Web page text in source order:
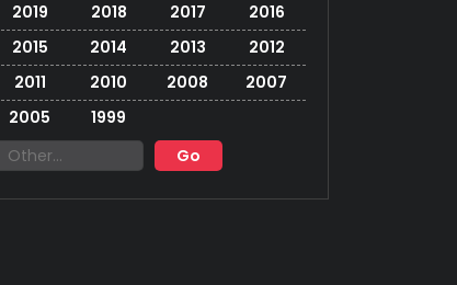
2019
2018 2017
2016
2015
2014 2013
2012
2011
2010 2008
2007
2005
1999